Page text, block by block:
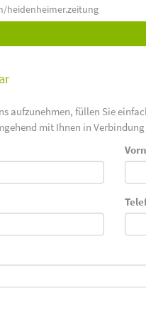
heidenheimer.zeitung
aufzunehmen, füllen Sie
mit Ihnen in